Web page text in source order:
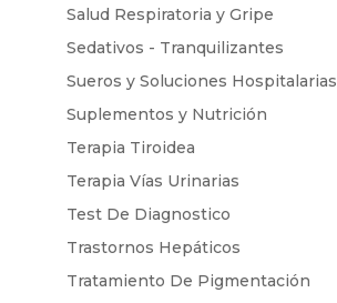
Salud Respiratoria y Gripe
Sedativos - Tranquilizantes
Sueros y Soluciones Hospitalarias
Suplementos y Nutrición
Terapia Tiroidea
Terapia Vías Urinarias
Test De Diagnostico
Trastornos Hepáticos
Tratamiento De Pigmentación